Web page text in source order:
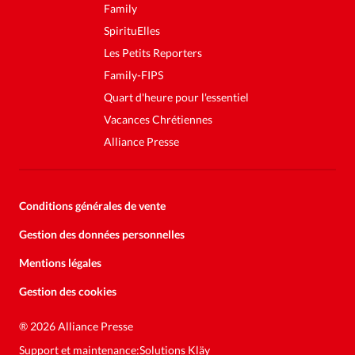
Family
SpirituElles
Les Petits Reporters
Family-FIPS
Quart d'heure pour l'essentiel
Vacances Chrétiennes
Alliance Presse
Conditions générales de vente
Gestion des données personnelles
Mentions légales
Gestion des cookies
® 2026 Alliance Presse
Support et maintenance:Solutions Kläy